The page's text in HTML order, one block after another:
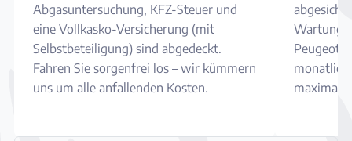
Abgasuntersuchung, KFZ-Steuer und
eine Vollkasko-Versicherung (mit
Selbstbeteiligung) sind abgedeckt.
Fahren Sie sorgenfrei los – wir kümmern
uns um alle anfallenden Kosten.
Peugeot
maximale